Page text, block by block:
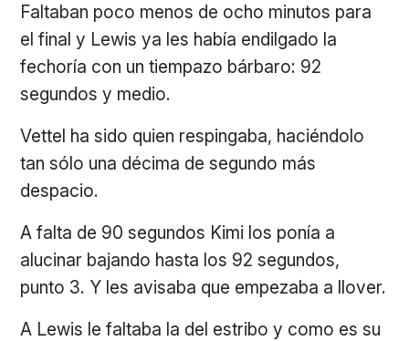
Faltaban poco menos de ocho minutos para
el final y Lewis ya les había endilgado la
fechoría con un tiempazo bárbaro: 92
segundos y medio.
Vettel ha sido quien respingaba, haciéndolo
tan sólo una décima de segundo más
despacio.
A falta de 90 segundos Kimi los ponía a
alucinar bajando hasta los 92 segundos,
punto 3. Y les avisaba que empezaba a llover.
A Lewis le faltaba la del estribo y como es su